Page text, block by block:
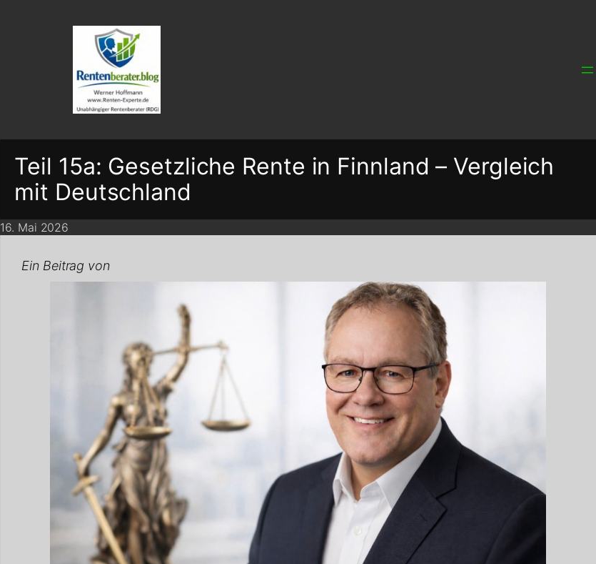
Teil 15a: Gesetzliche Rente in Finnland – Vergleich
mit Deutschland
16. Mai 2026
Ein Beitrag von